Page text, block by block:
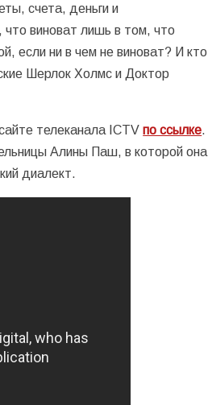
счета, деньги и
что виноват лишь в том, что
если ни в чем не виноват? И кто
Шерлок Холмс и Доктор
телеканала ICTVпо ссылке.
Алины Паш, в которой она
диалект.